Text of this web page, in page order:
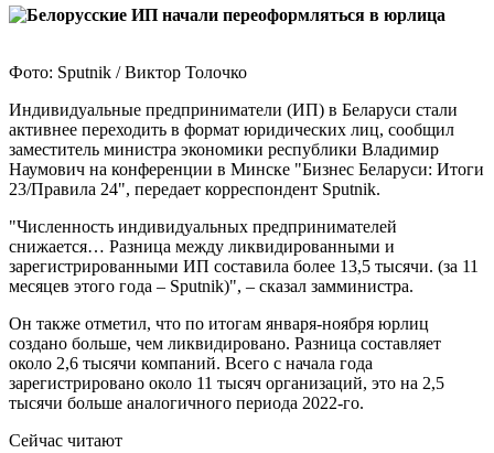
Фото: Sputnik / Виктор Толочко
Индивидуальные предприниматели (ИП) в Беларуси стали
активнее переходить в формат юридических лиц, сообщил
заместитель министра экономики республики Владимир
Наумович на конференции в Минске "Бизнес Беларуси: Итоги
23/Правила 24", передает корреспондент Sputnik.
"Численность индивидуальных предпринимателей
снижается… Разница между ликвидированными и
зарегистрированными ИП составила более 13,5 тысячи. (за 11
месяцев этого года – Sputnik)", – сказал замминистра.
Он также отметил, что по итогам января-ноября юрлиц
создано больше, чем ликвидировано. Разница составляет
около 2,6 тысячи компаний. Всего с начала года
зарегистрировано около 11 тысяч организаций, это на 2,5
тысячи больше аналогичного периода 2022-го.
Сейчас читают